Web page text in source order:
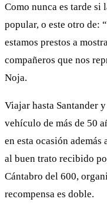
Como nunca es tarde si
popular, o este otro de:
estamos prestos a
compañeros que nos
Noja.
Viajar hasta Santander
vehículo de más de 50
en esta ocasión
al buen trato recibido
Cántabro del 600,
recompensa es doble.